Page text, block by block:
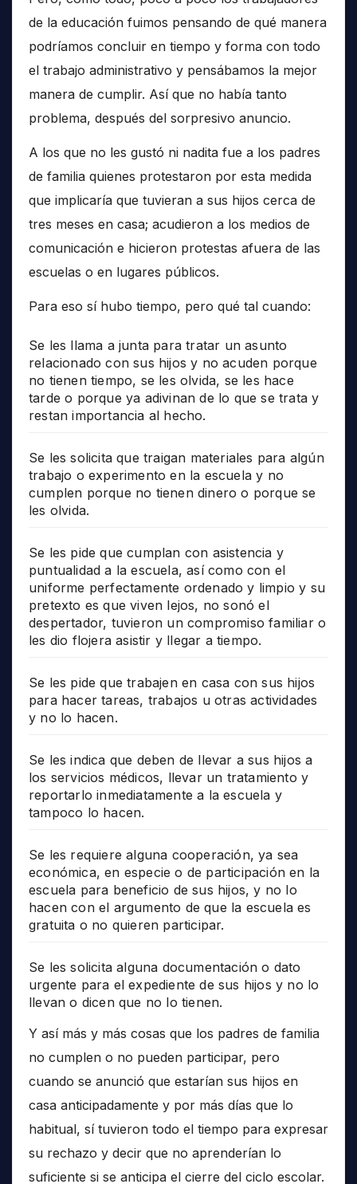
de la educación fuimos pensando de qué manera
podríamos concluir en tiempo y forma con todo
el trabajo administrativo y pensábamos la mejor
manera de cumplir. Así que no había tanto
problema, después del sorpresivo anuncio.
A los que no les gustó ni nadita fue a los padres
de familia quienes protestaron por esta medida
que implicaría que tuvieran a sus hijos cerca de
tres meses en casa; acudieron a los medios de
comunicación e hicieron protestas afuera de las
escuelas o en lugares públicos.
Para eso sí hubo tiempo, pero qué tal cuando:
Se les llama a junta para tratar un asunto
relacionado con sus hijos y no acuden porque
no tienen tiempo, se les olvida, se les hace
tarde o porque ya adivinan de lo que se trata y
restan importancia al hecho.
Se les solicita que traigan materiales para algún
trabajo o experimento en la escuela y no
cumplen porque no tienen dinero o porque se
les olvida.
Se les pide que cumplan con asistencia y
puntualidad a la escuela, así como con el
uniforme perfectamente ordenado y limpio y su
pretexto es que viven lejos, no sonó el
despertador, tuvieron un compromiso familiar o
les dio flojera asistir y llegar a tiempo.
Se les pide que trabajen en casa con sus hijos
para hacer tareas, trabajos u otras actividades
y no lo hacen.
Se les indica que deben de llevar a sus hijos a
los servicios médicos, llevar un tratamiento y
reportarlo inmediatamente a la escuela y
tampoco lo hacen.
Se les requiere alguna cooperación, ya sea
económica, en especie o de participación en la
escuela para beneficio de sus hijos, y no lo
hacen con el argumento de que la escuela es
gratuita o no quieren participar.
Se les solicita alguna documentación o dato
urgente para el expediente de sus hijos y no lo
llevan o dicen que no lo tienen.
Y así más y más cosas que los padres de familia
no cumplen o no pueden participar, pero
cuando se anunció que estarían sus hijos en
casa anticipadamente y por más días que lo
habitual, sí tuvieron todo el tiempo para expresar
su rechazo y decir que no aprenderían lo
suficiente si se anticipa el cierre del ciclo escolar.